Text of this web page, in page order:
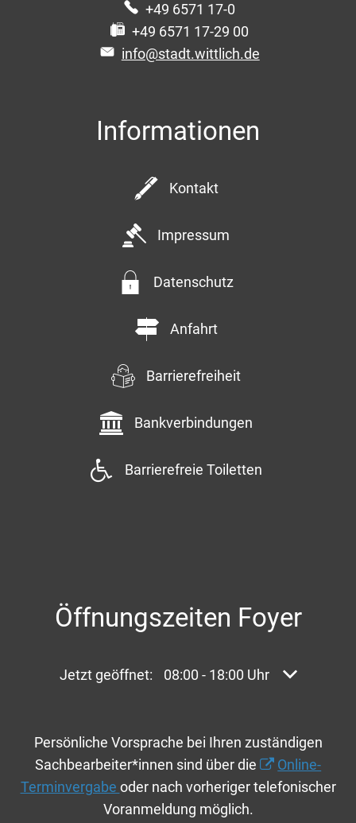
+49 6571 17-0
+49 6571 17-29 00
info@stadt.wittlich.de
Informationen
Kontakt
Impressum
Datenschutz
Anfahrt
Barrierefreiheit
Bankverbindungen
Barrierefreie Toiletten
Öffnungszeiten Foyer
Klicken, um weitere Öffnungs- oder
Jetzt geöffnet: 08:00 - 18:00 Uhr Von 08:00
Persönliche Vorsprache bei Ihren zuständigen
Sachbearbeiter*innen sind über die
Online-
Terminvergabe oder nach vorheriger telefonischer
Voranmeldung möglich.